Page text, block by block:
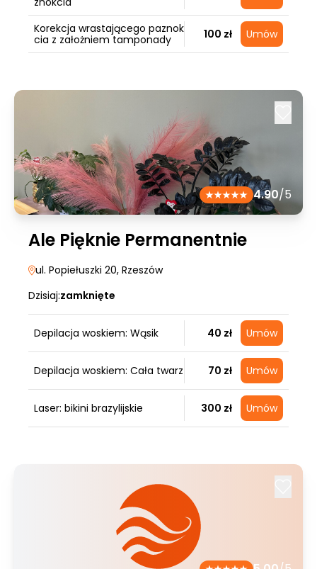
Korekcja wrastającego paznok
cia z założniem tamponady
100 zł Umów
4.90/5
Ale Pięknie Permanentnie
ul. Popiełuszki 20, Rzeszów
Dzisiaj:zamknięte
Depilacja woskiem: Wąsik 40 zł Umów
Depilacja woskiem: Cała twarz 70 zł Umów
Laser: bikini brazylijskie 300 zł Umów